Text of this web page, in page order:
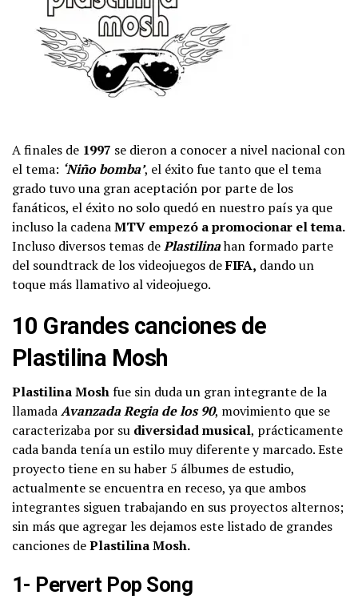
A finales de 1997 se dieron a conocer a nivel nacional con
el tema: ‘Niño bomba’, el éxito fue tanto que el tema
grado tuvo una gran aceptación por parte de los
fanáticos, el éxito no solo quedó en nuestro país ya que
incluso la cadenaMTV empezó a promocionar el tema.
Incluso diversos temas dePlastilinahan formado parte
del soundtrack de los videojuegos deFIFA, dando un
toque más llamativo al videojuego.
10 Grandes canciones de
Plastilina Mosh
Plastilina Moshfue sin duda un gran integrante de la
llamadaAvanzada Regia de los 90, movimiento que se
caracterizaba por su diversidad musical, prácticamente
cada banda tenía un estilo muy diferente y marcado. Este
proyecto tiene en su haber 5 álbumes de estudio,
actualmente se encuentra en receso, ya que ambos
integrantes siguen trabajando en sus proyectos alternos;
sin más que agregar les dejamos este listado de grandes
canciones dePlastilina Mosh.
1- Pervert Pop Song